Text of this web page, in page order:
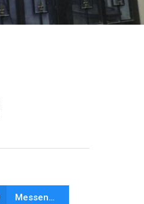
Messenger